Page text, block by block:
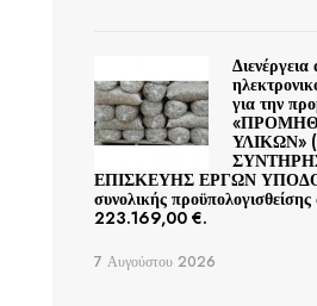
Διενέργεια
για την
ΥΛΙΚΩΝ»
ΕΠΙΣΚΕΥΗΣ ΕΡΓΩΝ
συνολικής
223.169,00 €.
7 Αυγούστου 2026